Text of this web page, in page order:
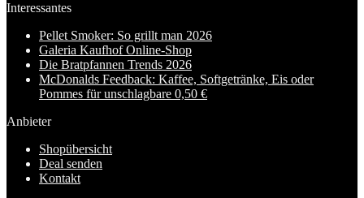
Interessantes
Pellet Smoker: So grillt man 2026
Galeria Kaufhof Online-Shop
Die Bratpfannen Trends 2026
McDonalds Feedback: Kaffee, Softgetränke, Eis oder
Pommes für unschlagbare 0,50 €
Anbieter
Shopübersicht
Deal senden
Kontakt